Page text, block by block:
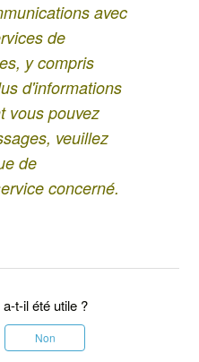
avec
de
y compris
d'informations
vous pouvez
veuillez
de
concerné.
t-il été utile ?
Non